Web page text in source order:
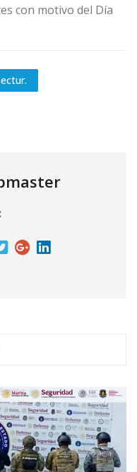
con motivo del Día